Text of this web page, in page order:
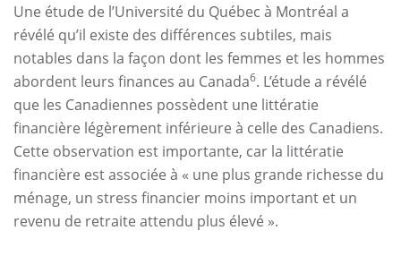
Une étude de l’Université du Québec à Montréal a
révélé qu’il existe des différences subtiles, mais
notables dans la façon dont les femmes et les hommes
abordent leurs finances au Canada6. L’étude a révélé
que les Canadiennes possèdent une littératie
financière légèrement inférieure à celle des Canadiens.
Cette observation est importante, car la littératie
financière est associée à « une plus grande richesse du
ménage, un stress financier moins important et un
revenu de retraite attendu plus élevé ».